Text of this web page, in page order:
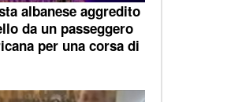
albanese aggredito
da un passeggero
per una corsa di